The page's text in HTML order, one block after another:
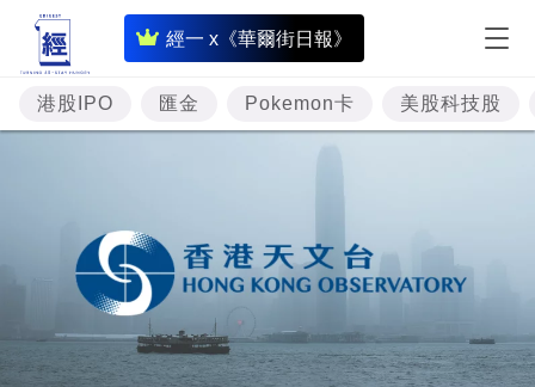
經一 x《華爾街日報》
即
時
財
經
投
資
樓
市
港股IPO 匯金 Pokemon卡 美股科技股